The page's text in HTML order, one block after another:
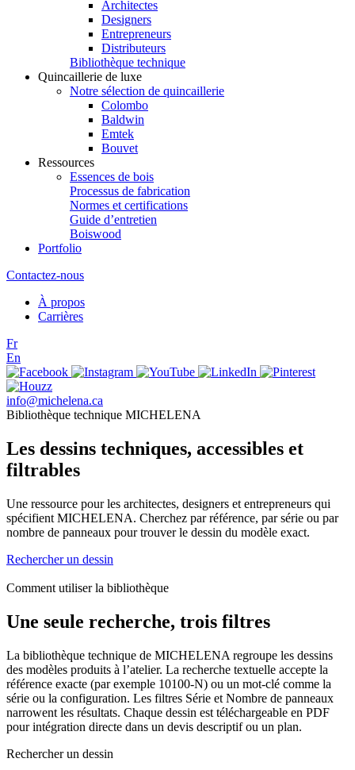
Architectes
Designers
Entrepreneurs
Distributeurs
Bibliothèque technique
Quincaillerie de luxe
Notre sélection de quincaillerie
Colombo
Baldwin
Emtek
Bouvet
Ressources
Essences de bois
Processus de fabrication
Normes et certifications
Guide d’entretien
Boiswood
Portfolio
Contactez-nous
À propos
Carrières
Fr
En
info@michelena.ca
Bibliothèque technique MICHELENA
Les dessins techniques, accessibles et
filtrables
Une ressource pour les architectes, designers et entrepreneurs qui
spécifient MICHELENA. Cherchez par référence, par série ou par
nombre de panneaux pour trouver le dessin du modèle exact.
Rechercher un dessin
Comment utiliser la bibliothèque
Une seule recherche, trois filtres
La bibliothèque technique de MICHELENA regroupe les dessins
des modèles produits à l’atelier. La recherche textuelle accepte la
référence exacte (par exemple 10100-N) ou un mot-clé comme la
série ou la configuration. Les filtres Série et Nombre de panneaux
narrowent les résultats. Chaque dessin est téléchargeable en PDF
pour intégration directe dans un devis descriptif ou un plan.
Rechercher un dessin